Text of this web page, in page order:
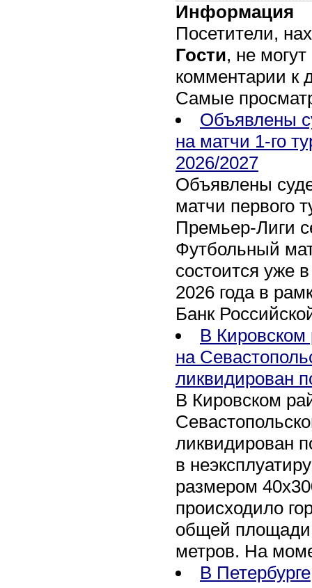
Информация
Посетители,
Гости, не
комментарии к
Самые
Объявлены
на матчи 1-го
2026/2027
Объявлены
матчи первого
Премьер-Лиги
Футбольный
состоится уже
2026 года в
Банк
В Кировском
на
ликвидирован
В Кировском
ликвидирован
в
размером
происходило
общей площади
метров. На
В